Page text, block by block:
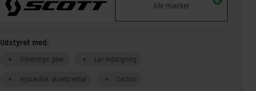
Alle mærker
Udstyret med:
Udvendige gear Lav indstigning
Hydraulisk skivebremse Carbon